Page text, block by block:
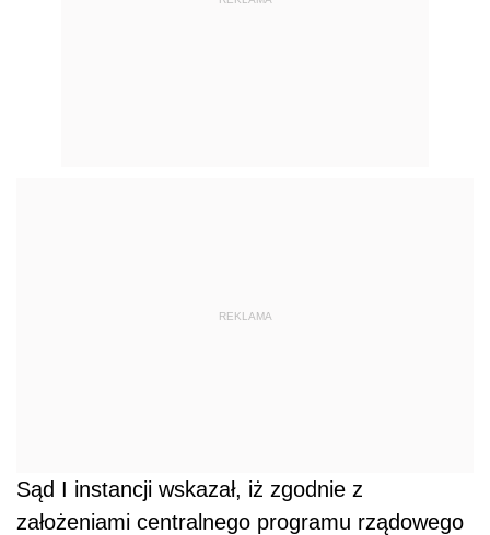
REKLAMA
Sąd I instancji wskazał, iż zgodnie z
założeniami centralnego programu rządowego